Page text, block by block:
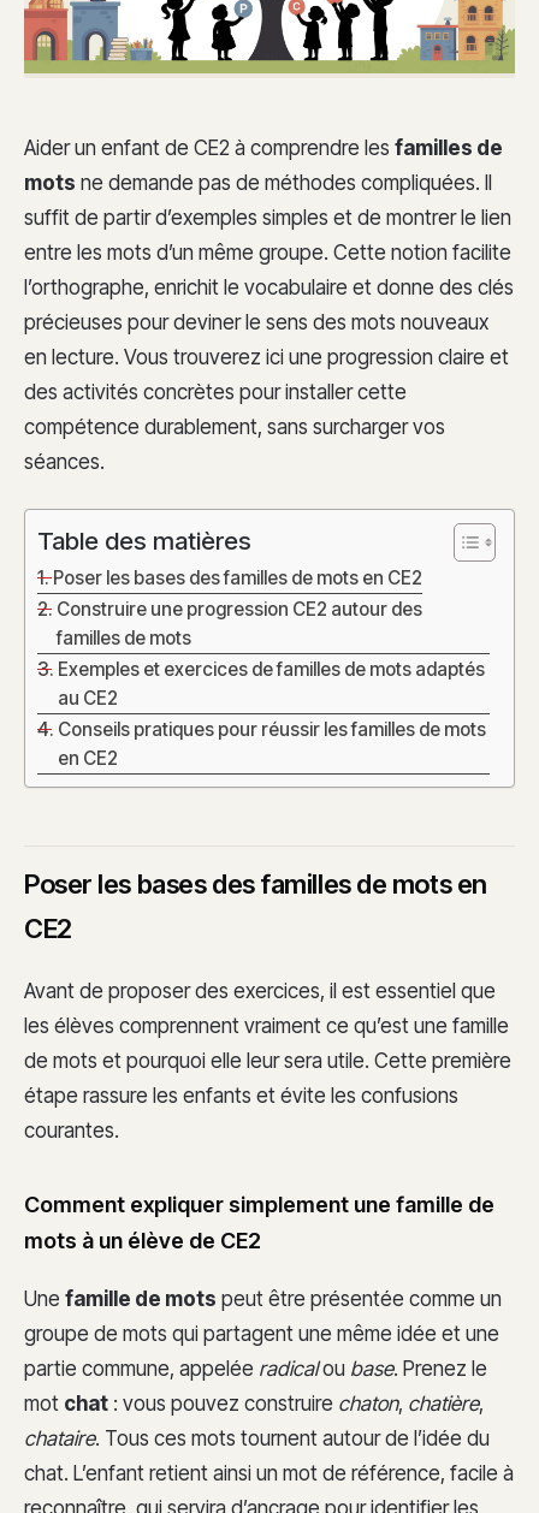
Aider un enfant de CE2 à comprendre les familles de
mots ne demande pas de méthodes compliquées. Il
suffit de partir d’exemples simples et de montrer le lien
entre les mots d’un même groupe. Cette notion facilite
l’orthographe, enrichit le vocabulaire et donne des clés
précieuses pour deviner le sens des mots nouveaux
en lecture. Vous trouverez ici une progression claire et
des activités concrètes pour installer cette
compétence durablement, sans surcharger vos
séances.
Table des matières
Poser les bases des familles de mots en CE2
Construire une progression CE2 autour des
familles de mots
Exemples et exercices de familles de mots adaptés
au CE2
Conseils pratiques pour réussir les familles de mots
en CE2
Poser les bases des familles de mots en
CE2
Avant de proposer des exercices, il est essentiel que
les élèves comprennent vraiment ce qu’est une famille
de mots et pourquoi elle leur sera utile. Cette première
étape rassure les enfants et évite les confusions
courantes.
Comment expliquer simplement une famille de
mots à un élève de CE2
Une famille de mots peut être présentée comme un
groupe de mots qui partagent une même idée et une
partie commune, appelée radicalou base. Prenez le
mot chat : vous pouvez construire chaton, chatière,
chataire. Tous ces mots tournent autour de l’idée du
chat. L’enfant retient ainsi un mot de référence, facile à
reconnaître, qui servira d’ancrage pour identifier les